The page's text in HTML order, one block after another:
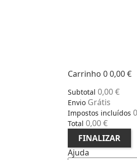
Carrinho 00,00 €
Subtotal 0,00 €
Envio Grátis
Impostos incluídos
Total 0,00 €
FINALIZAR
Ajuda